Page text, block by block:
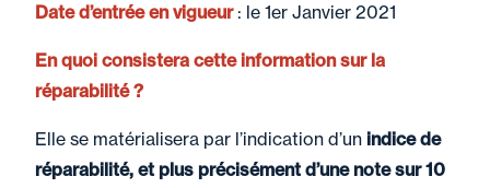
Date d’entrée en vigueur: le 1er Janvier 2021
En quoi consistera cette information sur la
réparabilité ?
Elle se matérialisera par l’indication d’un indice de
réparabilité, et plus précisément d’une note sur 10